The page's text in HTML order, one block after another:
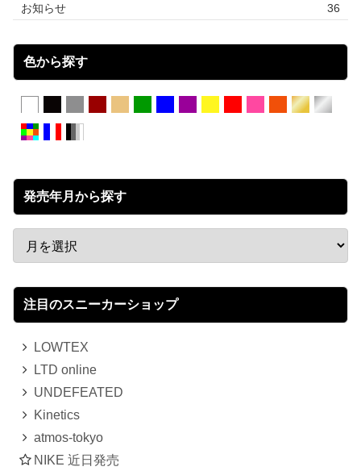
お知らせ
36
色から探す
発売年月から探す
注目のスニーカーショップ
LOWTEX
LTD online
UNDEFEATED
Kinetics
atmos-tokyo
NIKE 近日発売